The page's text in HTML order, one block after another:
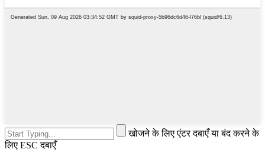
खोजने के लिए एंटर दबाएँ या बंद करने के
लिए ESC दबाएँ